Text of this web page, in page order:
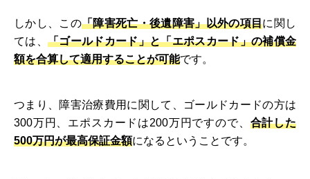
しかし、この「障害死亡・後遺障害」以外の項目に関し
ては、 「ゴールドカード」と「エポスカード」の補償金
額を合算して適用することが可能です。
つまり、障害治療費用に関して、ゴールドカードの方は
300万円、エポスカードは200万円ですので、 合計した
500万円が最高保証金額になるということです。